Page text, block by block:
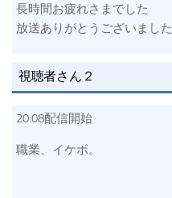
長時間お疲れさまでした
放送ありがとうございました
視聴者さん２
20:08配信開始
職業、イケボ。